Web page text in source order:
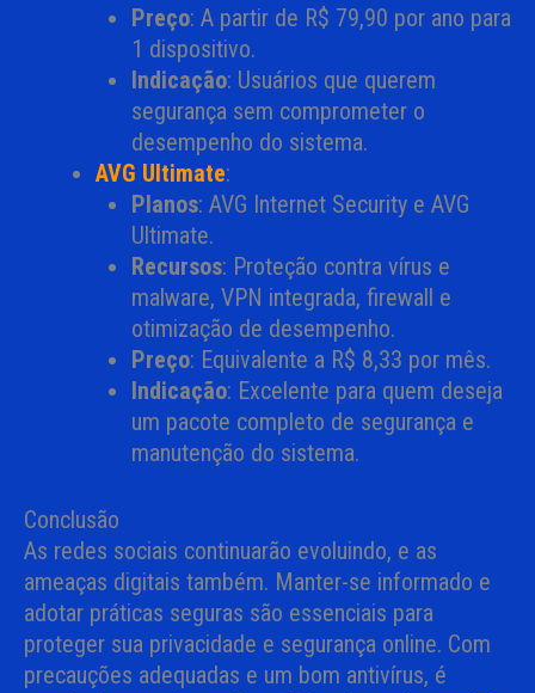
Preço: A partir de R$ 79,90 por ano para
1 dispositivo.
Indicação: Usuários que querem
segurança sem comprometer o
desempenho do sistema.
AVG Ultimate:
Planos: AVG Internet Security e AVG
Ultimate.
Recursos: Proteção contra vírus e
malware, VPN integrada, firewall e
otimização de desempenho.
Preço: Equivalente a R$ 8,33 por mês.
Indicação: Excelente para quem deseja
um pacote completo de segurança e
manutenção do sistema.
Conclusão
As redes sociais continuarão evoluindo, e as
ameaças digitais também. Manter-se informado e
adotar práticas seguras são essenciais para
proteger sua privacidade e segurança online. Com
precauções adequadas e um bom antivírus, é